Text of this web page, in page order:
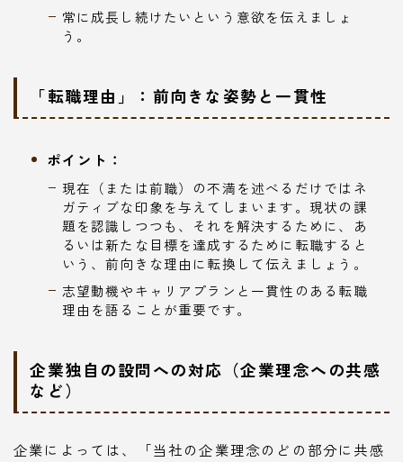
常に成長し続けたいという意欲を伝えましょ
う。
「転職理由」：前向きな姿勢と一貫性
ポイント：
現在（または前職）の不満を述べるだけではネ
ガティブな印象を与えてしまいます。現状の課
題を認識しつつも、それを解決するために、あ
るいは新たな目標を達成するために転職すると
いう、前向きな理由に転換して伝えましょう。
志望動機やキャリアプランと一貫性のある転職
理由を語ることが重要です。
企業独自の設問への対応（企業理念への共感
など）
企業によっては、「当社の企業理念のどの部分に共感